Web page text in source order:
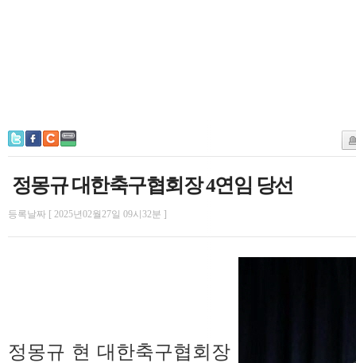
정몽규 대한축구협회장 4연임 당선
등록날짜 [ 2025년02월27일 09시32분 ]
정몽규 현 대한축구협회장